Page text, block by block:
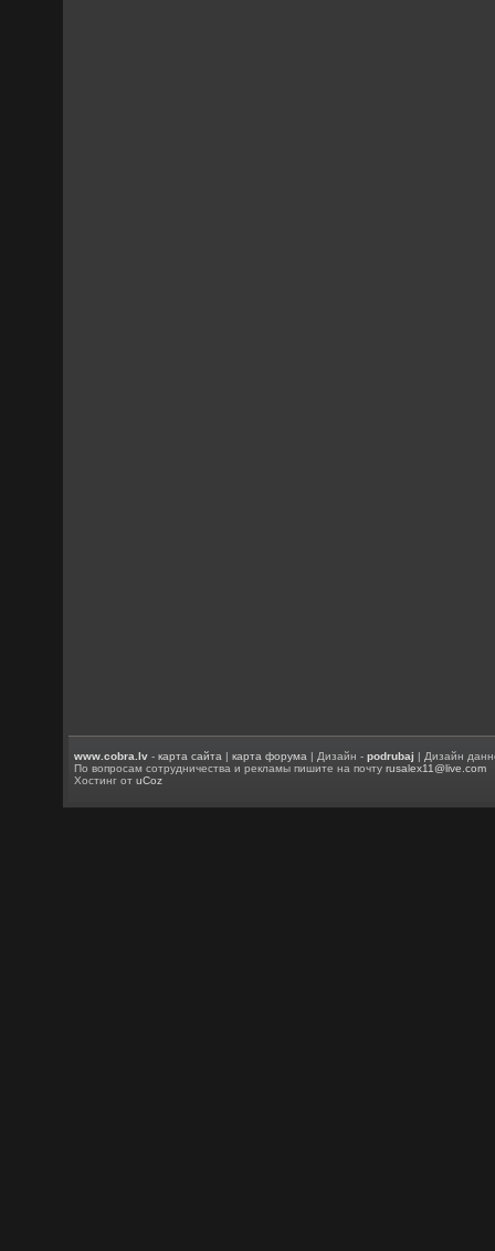
www.cobra.lv -карта сайта |карта форума | Дизайн -podrubaj | Дизайн
По вопросам сотрудничества и рекламы пишите на почтуrusalex11@live.com
Хостинг отuCoz